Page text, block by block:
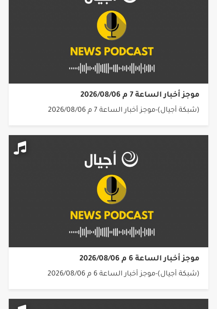
موجز أخبار الساعة 7 م 2026/08/06
(شبكة أجيال)-موجز أخبار الساعة 7 م 2026/08/06
موجز أخبار الساعة 6 م 2026/08/06
(شبكة أجيال)-موجز أخبار الساعة 6 م 2026/08/06